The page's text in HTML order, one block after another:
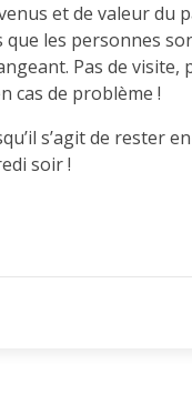
et de valeur du
les personnes
Pas de visite,
cas de problème !
s’agit de rester
soir !